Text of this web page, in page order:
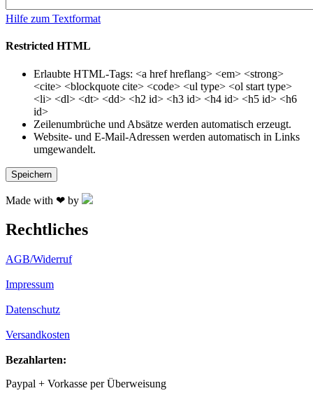
Hilfe zum Textformat
Restricted HTML
Erlaubte HTML-Tags: <a href hreflang> <em> <strong>
<cite> <blockquote cite> <code> <ul type> <ol start type>
<li> <dl> <dt> <dd> <h2 id> <h3 id> <h4 id> <h5 id> <h6
id>
Zeilenumbrüche und Absätze werden automatisch erzeugt.
Website- und E-Mail-Adressen werden automatisch in Links
umgewandelt.
Made with ❤ by
Rechtliches
AGB/Widerruf
Impressum
Datenschutz
Versandkosten
Bezahlarten:
Paypal + Vorkasse per Überweisung